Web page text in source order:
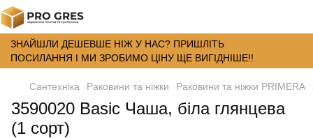
ЗНАЙШЛИ ДЕШЕВШЕ НІЖ У НАС? ПРИШЛІТЬ
ПОСИЛАННЯ І МИ ЗРОБИМО ЦІНУ ЩЕ ВИГІДНІШЕ!!
Сантехніка Раковини та ніжки Раковини та ніжки PRIMERA
3590020 Basic Чаша, біла глянцева
(1 сорт)